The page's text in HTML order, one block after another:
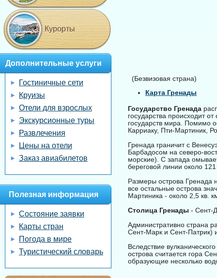
(Безвизовая страна)
Карта Гренады
Государство Гренада
государства происходит
государств мира. Помимо
Карриаку, Пти-Мартиник,
Гренада граничит с
Барбадосом на северо-
морские). С запада
береговой линии около
Размеры острова Гренада
все остальные острова
Мартиника - около 2,5 кв.
Столица Гренады - Сент-
Административно страна
Сент-Марк и Сент-Патрик)
Вследствие
острова считается гора
образующие несколько
Курорты
Дополнительные услуги
Гостиничные сети
Круизы
Отели для взрослых
Экскурсионные туры
Развлечения
Цены на отели
Заказ авиабилетов
Полезная информация
Состояние заявки
Карты стран
Погода в мире
Туристический словарь